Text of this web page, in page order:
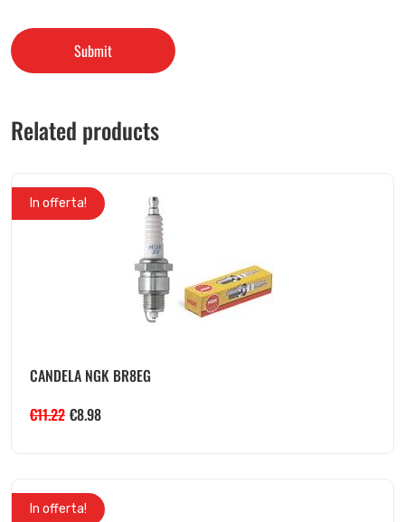
Related products
In offerta!
CANDELA NGK BR8EG
€11.22 €8.98
In offerta!